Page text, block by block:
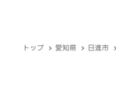
トップ 愛知県 日進市